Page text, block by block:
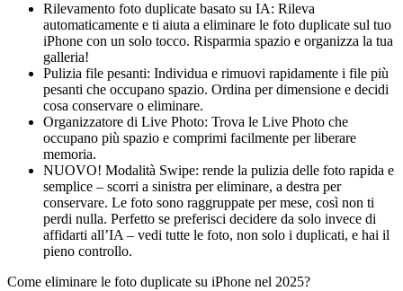
Rilevamento foto duplicate basato su IA: Rileva
automaticamente e ti aiuta a eliminare le foto duplicate sul tuo
iPhone con un solo tocco. Risparmia spazio e organizza la tua
galleria!
Pulizia file pesanti: Individua e rimuovi rapidamente i file più
pesanti che occupano spazio. Ordina per dimensione e decidi
cosa conservare o eliminare.
Organizzatore di Live Photo: Trova le Live Photo che
occupano più spazio e comprimi facilmente per liberare
memoria.
NUOVO! Modalità Swipe: rende la pulizia delle foto rapida e
semplice – scorri a sinistra per eliminare, a destra per
conservare. Le foto sono raggruppate per mese, così non ti
perdi nulla. Perfetto se preferisci decidere da solo invece di
affidarti all’IA – vedi tutte le foto, non solo i duplicati, e hai il
pieno controllo.
Come eliminare le foto duplicate su iPhone nel 2025?